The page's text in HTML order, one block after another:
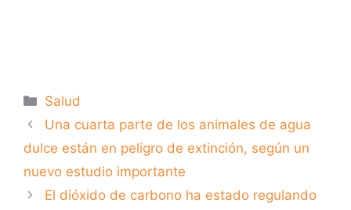
Categorías
Salud
Una cuarta parte de los animales de agua
dulce están en peligro de extinción, según un
nuevo estudio importante
El dióxido de carbono ha estado regulando